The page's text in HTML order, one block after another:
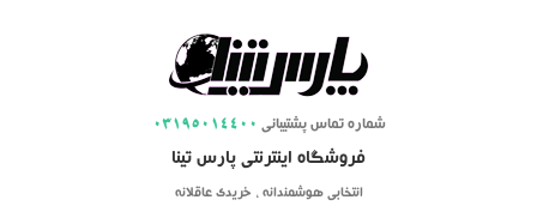
03195014400 شماره تماس پشتیبانی
فروشگاه اینترنتی پارس تینا
انتخابی هوشمندانه ، خریدی عاقلانه